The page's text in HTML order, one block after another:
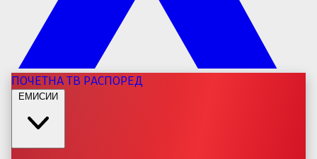
ПОЧЕТНАТВ РАСПОРЕД
ЕМИСИИ